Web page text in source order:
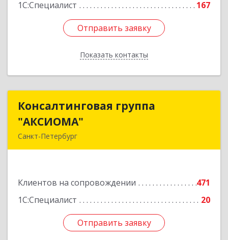
1С:Специалист
167
Отправить заявку
Показать контакты
Отправить заявку
Назад
Консалтинговая группа
"АКСИОМА"
Санкт-Петербург
Клиентов на сопровождении
471
1С:Специалист
20
Отправить заявку
Консалтинговая группа
Подробнее
Отправить заявку